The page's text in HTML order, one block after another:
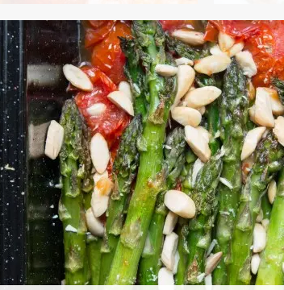
więcej
Czas przygotowania:
do 45 minut
DANIA GŁÓWNE
LUNCHE DO PRACY
więcej
DO